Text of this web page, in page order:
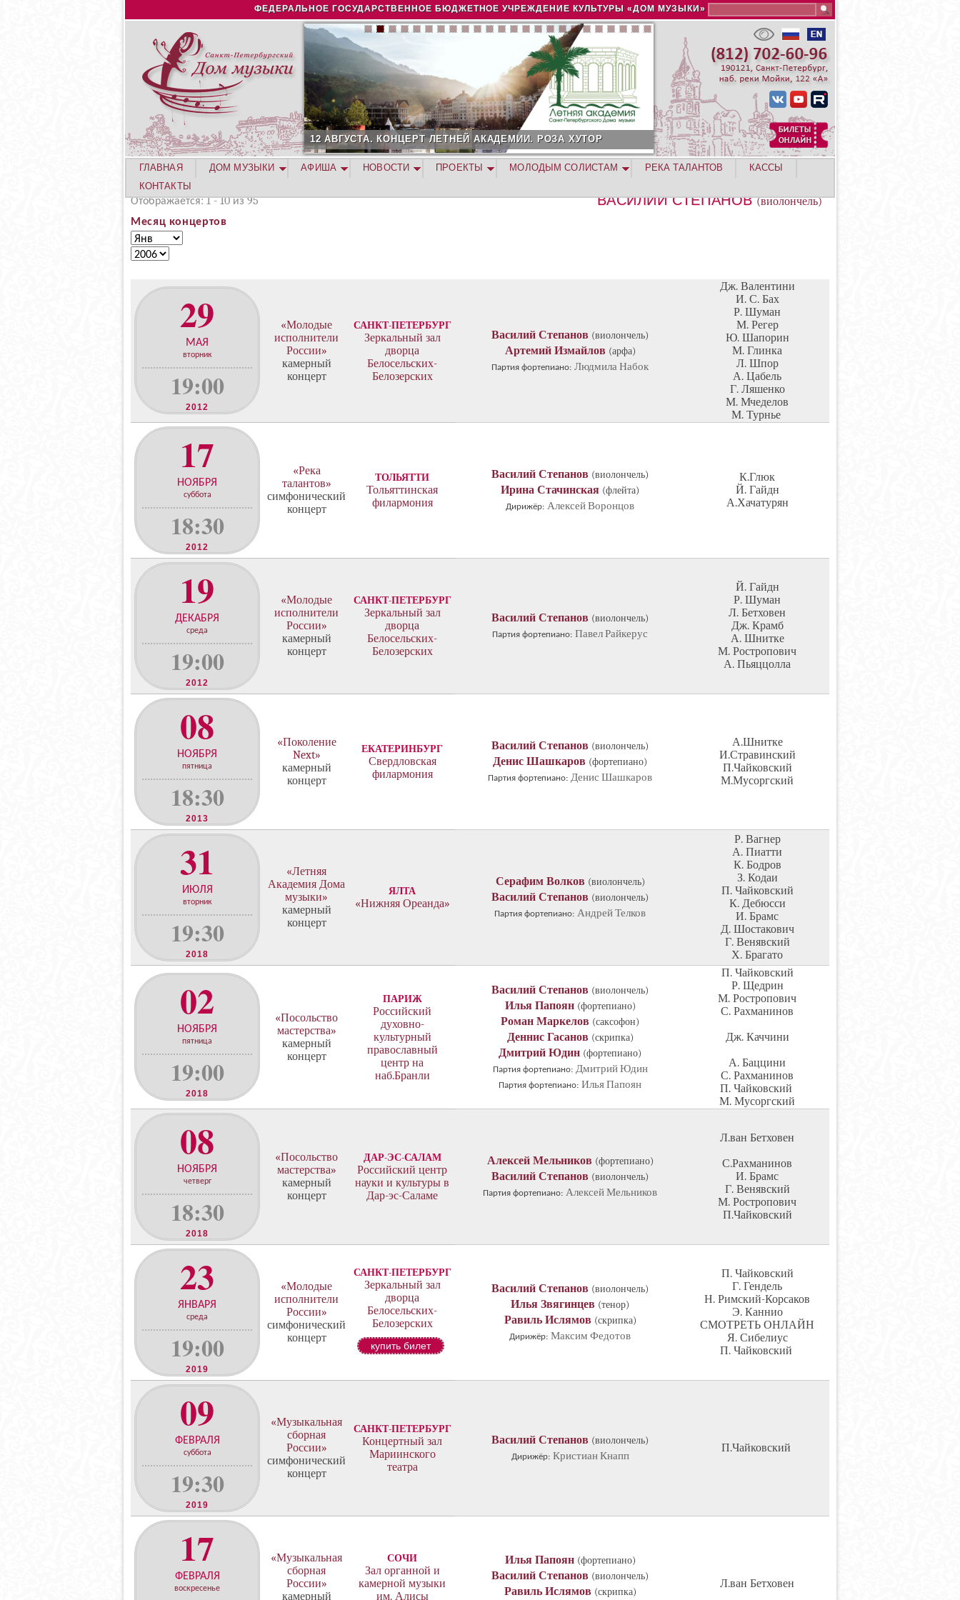
Jump to navigation
ФЕДЕРАЛЬНОЕ ГОСУДАРСТВЕННОЕ БЮДЖЕТНОЕ УЧРЕЖДЕНИЕ КУЛЬТУРЫ «ДОМ МУЗЫКИ»
12 АВГУСТА. КОНЦЕРТ ЛЕТНЕЙ АКАДЕМИИ. РОЗА ХУТОР
ВАСИЛИЙ СТЕПАНОВ (виолончель)
Отображается: 1 - 10 из 95
Месяц концертов
М
е
к
в
М
еГ
29
МАЯ
вторник
19:00
2012
«Молодые
исполнители
России»
камерный
концерт
САНКТ-ПЕТЕРБУРГ
Зеркальный зал
дворца
Белосельских-
Белозерских
Василий Степанов (виолончель)
Артемий Измайлов (арфа)
Партия фортепиано: Людмила Набок
Дж. Валентини
И. С. Бах
Р. Шуман
М. Регер
Ю. Шапорин
М. Глинка
Л. Шпор
А. Цабель
Г. Ляшенко
М. Мчеделов
М. Турнье
17
НОЯБРЯ
суббота
18:30
2012
«Река
талантов»
симфонический
концерт
ТОЛЬЯТТИ
Тольяттинская
филармония
Василий Степанов (виолончель)
Ирина Стачинская (флейта)
Дирижёр: Алексей Воронцов
К.Глюк
Й. Гайдн
А.Хачатурян
19
ДЕКАБРЯ
среда
19:00
2012
«Молодые
исполнители
России»
камерный
концерт
САНКТ-ПЕТЕРБУРГ
Зеркальный зал
дворца
Белосельских-
Белозерских
Василий Степанов (виолончель)
Партия фортепиано: Павел Райкерус
Й. Гайдн
Р. Шуман
Л. Бетховен
Дж. Крамб
А. Шнитке
М. Ростропович
А. Пьяццолла
08
НОЯБРЯ
пятница
18:30
2013
«Поколение
Next»
камерный
концерт
ЕКАТЕРИНБУРГ
Свердловская
филармония
Василий Степанов (виолончель)
Денис Шашкаров (фортепиано)
Партия фортепиано: Денис Шашкаров
А.Шнитке
И.Стравинский
П.Чайковский
М.Мусоргский
31
ИЮЛЯ
вторник
19:30
2018
«Летняя
Академия Дома
музыки»
камерный
концерт
ЯЛТА
«Нижняя Ореанда»
Серафим Волков (виолончель)
Василий Степанов (виолончель)
Партия фортепиано: Андрей Телков
Р. Вагнер
А. Пиатти
К. Бодров
З. Кодаи
П. Чайковский
К. Дебюсси
И. Брамс
Д. Шостакович
Г. Венявский
Х. Брагато
02
НОЯБРЯ
пятница
19:00
2018
«Посольство
мастерства»
камерный
концерт
ПАРИЖ
Российский
духовно-
культурный
православный
центр на
наб.Бранли
Василий Степанов (виолончель)
Илья Папоян (фортепиано)
Роман Маркелов (саксофон)
Деннис Гасанов (скрипка)
Дмитрий Юдин (фортепиано)
Партия фортепиано: Дмитрий Юдин
Партия фортепиано: Илья Папоян
П. Чайковский
Р. Щедрин
М. Ростропович
С. Рахманинов
Дж. Каччини
А. Баццини
С. Рахманинов
П. Чайковский
М. Мусоргский
08
НОЯБРЯ
четверг
18:30
2018
«Посольство
мастерства»
камерный
концерт
ДАР-ЭС-САЛАМ
Российский центр
науки и культуры в
Дар-эс-Саламе
Алексей Мельников (фортепиано)
Василий Степанов (виолончель)
Партия фортепиано: Алексей Мельников
Л.ван Бетховен
С.Рахманинов
И. Брамс
Г. Венявский
М. Ростропович
П.Чайковский
23
ЯНВАРЯ
среда
19:00
2019
«Молодые
исполнители
России»
симфонический
концерт
САНКТ-ПЕТЕРБУРГ
Зеркальный зал
дворца
Белосельских-
Белозерских
купить билет
Василий Степанов (виолончель)
Илья Звягинцев (тенор)
Равиль Ислямов (скрипка)
Дирижёр: Максим Федотов
П. Чайковский
Г. Гендель
Н. Римский-Корсаков
Э. Каннио
СМОТРЕТЬ ОНЛАЙН
Я. Сибелиус
П. Чайковский
09
ФЕВРАЛЯ
суббота
19:30
2019
«Музыкальная
сборная
России»
симфонический
концерт
САНКТ-ПЕТЕРБУРГ
Концертный зал
Мариинского
театра
Василий Степанов (виолончель)
Дирижёр: Кристиан Кнапп
П.Чайковский
17
ФЕВРАЛЯ
воскресенье
«Музыкальная
сборная
России»
камерный
СОЧИ
Зал органной и
камерной музыки
им. Алисы
Илья Папоян (фортепиано)
Василий Степанов (виолончель)
Равиль Ислямов (скрипка)
Л.ван Бетховен
ГЛАВНАЯ ДОМ МУЗЫКИ АФИША НОВОСТИ ПРОЕКТЫ МОЛОДЫМ СОЛИСТАМ РЕКА ТАЛАНТОВ
КАССЫ
КОНТАКТЫ